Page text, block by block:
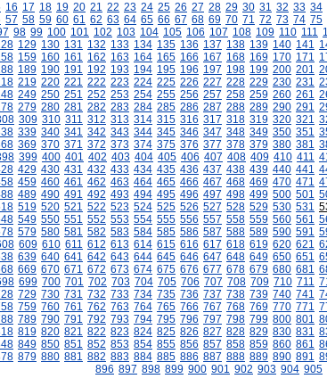
16 17 18 19 20 21 22 23 24 25 26 27 28 29 30 31 32 33 34
57 58 59 60 61 62 63 64 65 66 67 68 69 70 71 72 73 74 75
98 99 100 101 102 103 104 105 106 107 108 109 110 111
129 130 131 132 133 134 135 136 137 138 139 140 141
159 160 161 162 163 164 165 166 167 168 169 170 171
189 190 191 192 193 194 195 196 197 198 199 200 201
219 220 221 222 223 224 225 226 227 228 229 230 231
249 250 251 252 253 254 255 256 257 258 259 260 261
279 280 281 282 283 284 285 286 287 288 289 290 291
309 310 311 312 313 314 315 316 317 318 319 320 321
339 340 341 342 343 344 345 346 347 348 349 350 351
369 370 371 372 373 374 375 376 377 378 379 380 381
399 400 401 402 403 404 405 406 407 408 409 410 411
429 430 431 432 433 434 435 436 437 438 439 440 441
459 460 461 462 463 464 465 466 467 468 469 470 471
489 490 491 492 493 494 495 496 497 498 499 500 501
519 520 521 522 523 524 525 526 527 528 529 530 531
549 550 551 552 553 554 555 556 557 558 559 560 561
579 580 581 582 583 584 585 586 587 588 589 590 591
609 610 611 612 613 614 615 616 617 618 619 620 621
639 640 641 642 643 644 645 646 647 648 649 650 651
669 670 671 672 673 674 675 676 677 678 679 680 681
699 700 701 702 703 704 705 706 707 708 709 710 711
729 730 731 732 733 734 735 736 737 738 739 740 741
759 760 761 762 763 764 765 766 767 768 769 770 771
789 790 791 792 793 794 795 796 797 798 799 800 801
819 820 821 822 823 824 825 826 827 828 829 830 831
849 850 851 852 853 854 855 856 857 858 859 860 861
879 880 881 882 883 884 885 886 887 888 889 890 891
896 897 898 899 900 901 902 903 904 905